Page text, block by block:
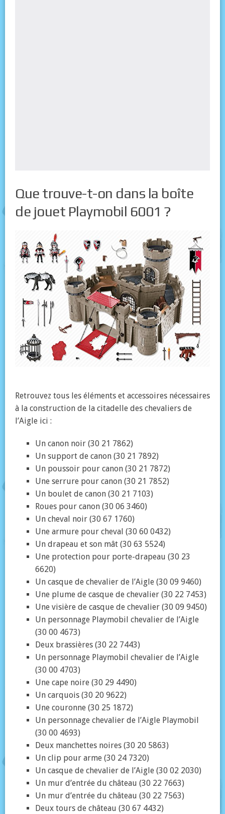
Que trouve-t-on dans la boîte
de jouet Playmobil 6001 ?
Retrouvez tous les éléments et accessoires nécessaires
à la construction de la citadelle des chevaliers de
l’Aigle ici :
Un canon noir (30 21 7862)
Un support de canon (30 21 7892)
Un poussoir pour canon (30 21 7872)
Une serrure pour canon (30 21 7852)
Un boulet de canon (30 21 7103)
Roues pour canon (30 06 3460)
Un cheval noir (30 67 1760)
Une armure pour cheval (30 60 0432)
Un drapeau et son mât (30 63 5524)
Une protection pour porte-drapeau (30 23
6620)
Un casque de chevalier de l’Aigle (30 09 9460)
Une plume de casque de chevalier (30 22 7453)
Une visière de casque de chevalier (30 09 9450)
Un personnage Playmobil chevalier de l’Aigle
(30 00 4673)
Deux brassières (30 22 7443)
Un personnage Playmobil chevalier de l’Aigle
(30 00 4703)
Une cape noire (30 29 4490)
Un carquois (30 20 9622)
Une couronne (30 25 1872)
Un personnage chevalier de l’Aigle Playmobil
(30 00 4693)
Deux manchettes noires (30 20 5863)
Un clip pour arme (30 24 7320)
Un casque de chevalier de l’Aigle (30 02 2030)
Un mur d’entrée du château (30 22 7663)
Un mur d’entrée du château (30 22 7563)
Deux tours de château (30 67 4432)